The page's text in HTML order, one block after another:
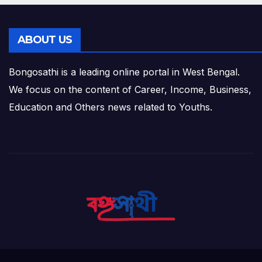
ABOUT US
Bongosathi is a leading online portal in West Bengal.
We focus on the content of Career, Income, Business,
Education and Others news related to Youths.